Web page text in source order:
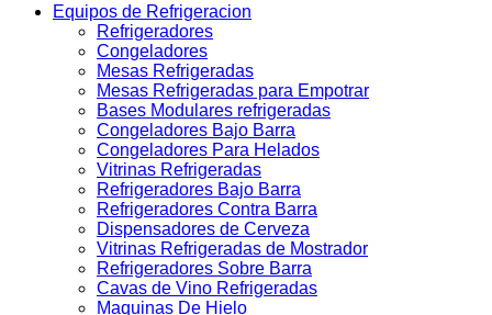
Equipos de Refrigeracion
Refrigeradores
Congeladores
Mesas Refrigeradas
Mesas Refrigeradas para Empotrar
Bases Modulares refrigeradas
Congeladores Bajo Barra
Congeladores Para Helados
Vitrinas Refrigeradas
Refrigeradores Bajo Barra
Refrigeradores Contra Barra
Dispensadores de Cerveza
Vitrinas Refrigeradas de Mostrador
Refrigeradores Sobre Barra
Cavas de Vino Refrigeradas
Maquinas De Hielo